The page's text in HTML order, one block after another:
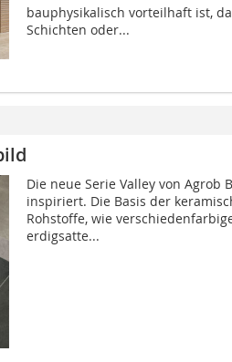
bauphysikalisch vorteilhaft ist,
Schichten oder...
Die neue Serie Valley von
inspiriert. Die Basis der
Rohstoffe, wie
erdigsatte...